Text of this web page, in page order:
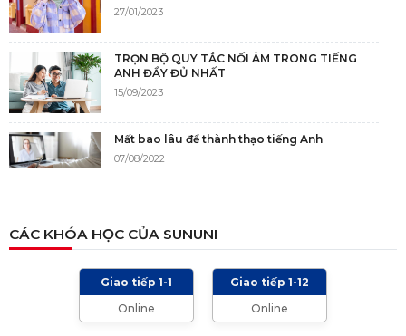
27/01/2023
TRỌN BỘ QUY TẮC NỐI ÂM TRONG TIẾNG
ANH ĐẦY ĐỦ NHẤT
15/09/2023
Mất bao lâu để thành thạo tiếng Anh
07/08/2022
05/12/2021
TIÊU CHÍ CHẤM IELTS SPEAKING, WRITING
2024 VÀ NHỮNG LƯU Ý
CÁC KHÓA HỌC CỦA SUNUNI
Giao tiếp 1-1
Online
Giao tiếp 1-12
Online